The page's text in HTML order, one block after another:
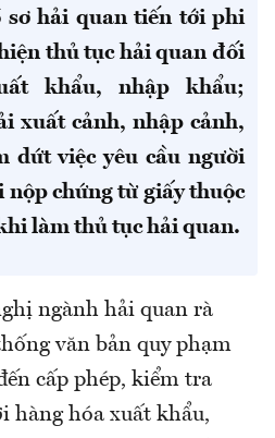
sơ hải quan tiến tới phi
thủ tục hải quan đối
khẩu, nhập khẩu;
xuất cảnh, nhập cảnh,
dứt việc yêu cầu người
chứng từ giấy thuộc
làm thủ tục hải quan.
ngành hải quan rà
văn bản quy phạm
cấp phép, kiểm tra
hàng hóa xuất khẩu,